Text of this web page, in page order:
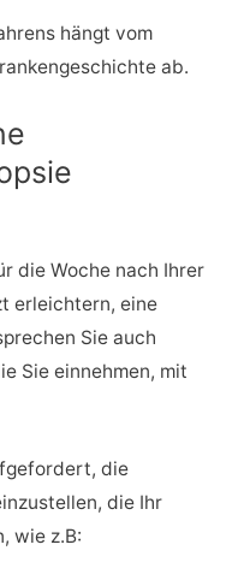
hängt vom
ab.
die Woche nach Ihrer
erleichtern, eine
Sie auch
Sie einnehmen, mit
die
die Ihr
wie z.B: